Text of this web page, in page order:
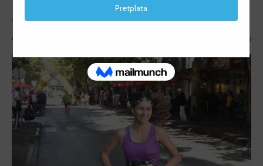
MT REFLEKTOR (12): Predstavljamo Almu Hrnjić.
Objavio 2705